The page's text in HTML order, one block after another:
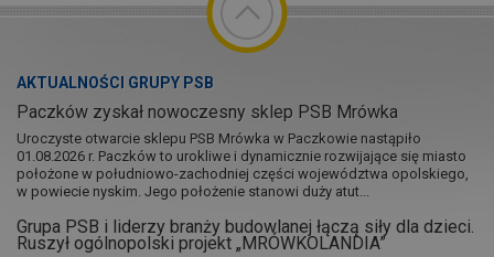
AKTUALNOŚCI GRUPY PSB
Paczków zyskał nowoczesny sklep PSB Mrówka
Uroczyste otwarcie sklepu PSB Mrówka w Paczkowie nastąpiło
01.08.2026 r. Paczków to urokliwe i dynamicznie rozwijające się miasto
położone w południowo-zachodniej części województwa opolskiego,
w powiecie nyskim. Jego położenie stanowi duży atut...
Grupa PSB i liderzy branży budowlanej łączą siły dla dzieci.
Ruszył ogólnopolski projekt „MRÓWKOLANDIA”